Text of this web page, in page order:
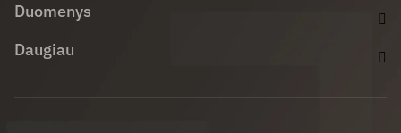
Duomenys
Daugiau